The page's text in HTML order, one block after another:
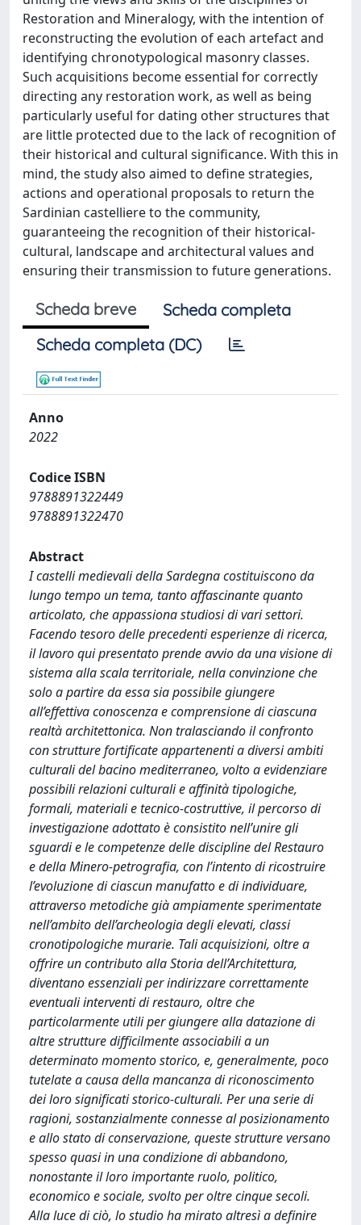
Restoration and Mineralogy, with the intention of
reconstructing the evolution of each artefact and
identifying chronotypological masonry classes.
Such acquisitions become essential for correctly
directing any restoration work, as well as being
particularly useful for dating other structures that
are little protected due to the lack of recognition of
their historical and cultural significance. With this in
mind, the study also aimed to define strategies,
actions and operational proposals to return the
Sardinian castelliere to the community,
guaranteeing the recognition of their historical-
cultural, landscape and architectural values and
ensuring their transmission to future generations.
Scheda breve
Scheda completa
Scheda completa (DC)
Anno
2022
Codice ISBN
9788891322449
9788891322470
Abstract
I castelli medievali della Sardegna costituiscono da
lungo tempo un tema, tanto affascinante quanto
articolato, che appassiona studiosi di vari settori.
Facendo tesoro delle precedenti esperienze di ricerca,
il lavoro qui presentato prende avvio da una visione di
sistema alla scala territoriale, nella convinzione che
solo a partire da essa sia possibile giungere
all’effettiva conoscenza e comprensione di ciascuna
realtà architettonica. Non tralasciando il confronto
con strutture fortificate appartenenti a diversi ambiti
culturali del bacino mediterraneo, volto a evidenziare
possibili relazioni culturali e affinità tipologiche,
formali, materiali e tecnico-costruttive, il percorso di
investigazione adottato è consistito nell’unire gli
sguardi e le competenze delle discipline del Restauro
e della Minero-petrografia, con l’intento di ricostruire
l’evoluzione di ciascun manufatto e di individuare,
attraverso metodiche già ampiamente sperimentate
nell’ambito dell’archeologia degli elevati, classi
cronotipologiche murarie. Tali acquisizioni, oltre a
offrire un contributo alla Storia dell’Architettura,
diventano essenziali per indirizzare correttamente
eventuali interventi di restauro, oltre che
particolarmente utili per giungere alla datazione di
altre strutture difficilmente associabili a un
determinato momento storico, e, generalmente, poco
tutelate a causa della mancanza di riconoscimento
dei loro significati storico-culturali. Per una serie di
ragioni, sostanzialmente connesse al posizionamento
e allo stato di conservazione, queste strutture versano
spesso quasi in una condizione di abbandono,
nonostante il loro importante ruolo, politico,
economico e sociale, svolto per oltre cinque secoli.
Alla luce di ciò, lo studio ha mirato altresì a definire